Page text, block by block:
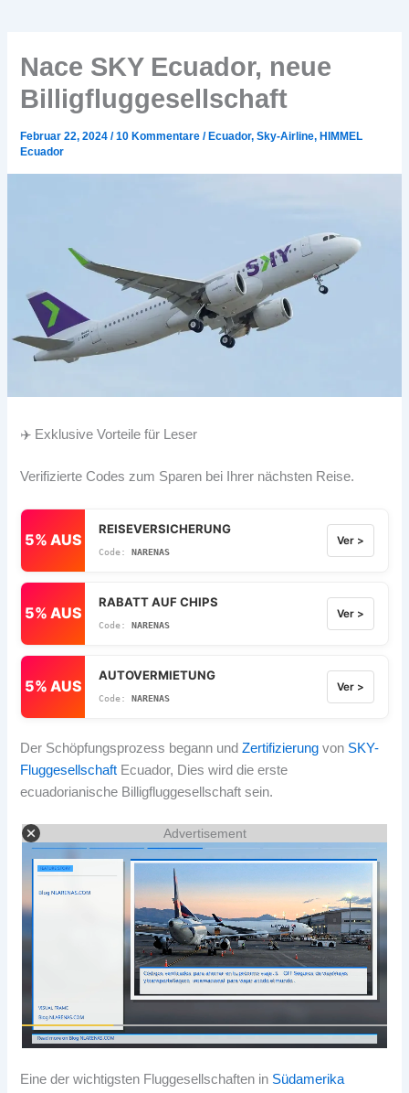
Nace SKY Ecuador, neue
Billigfluggesellschaft
Februar 22, 2024/10 Kommentare / Ecuador,Sky-Airline, HIMMEL
Ecuador
✈️ Exklusive Vorteile für Leser
Verifizierte Codes zum Sparen bei Ihrer nächsten Reise.
5% AUS
REISEVERSICHERUNG
NARENAS
Ver >
5% AUS
RABATT AUF CHIPS
NARENAS
Ver >
5% AUS
AUTOVERMIETUNG
NARENAS
Ver >
Der Schöpfungsprozess begann undZertifizierung von SKY-
Fluggesellschaft Ecuador, Dies wird die erste
ecuadorianische Billigfluggesellschaft sein.
Advertisement
Eine der wichtigsten Fluggesellschaften in Südamerika